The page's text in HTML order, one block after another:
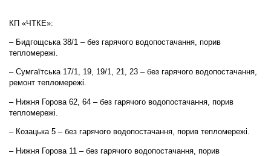
КП «ЧТКЕ»:
– Бидгощська 38/1 – без гарячого водопостачання, порив
тепломережі.
– Сумгаїтська 17/1, 19, 19/1, 21, 23 – без гарячого водопостачання,
ремонт тепломережі.
– Нижня Горова 62, 64 – без гарячого водопостачання, порив
тепломережі.
– Козацька 5 – без гарячого водопостачання, порив тепломережі.
– Нижня Горова 11 – без гарячого водопостачання, порив